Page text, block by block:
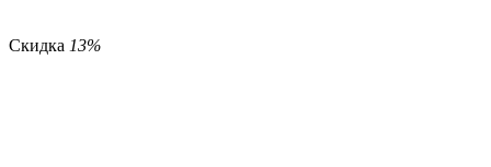
Скидка 13%